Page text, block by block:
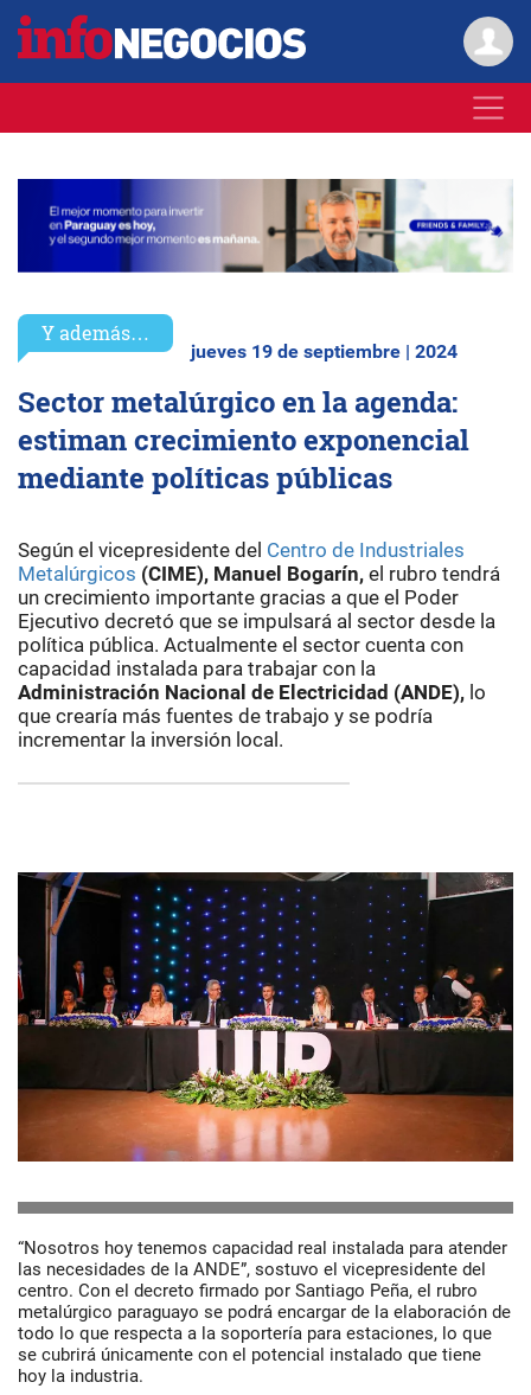
Y además…
jueves 19 de septiembre | 2024
Sector metalúrgico en la agenda:
estiman crecimiento exponencial
mediante políticas públicas
Según el vicepresidente del Centro de Industriales
Metalúrgicos (CIME), Manuel Bogarín, el rubro tendrá
un crecimiento importante gracias a que el Poder
Ejecutivo decretó que se impulsará al sector desde la
política pública. Actualmente el sector cuenta con
capacidad instalada para trabajar con la
Administración Nacional de Electricidad (ANDE), lo
que crearía más fuentes de trabajo y se podría
incrementar la inversión local.
“Nosotros hoy tenemos capacidad real instalada para atender
las necesidades de la ANDE”, sostuvo el vicepresidente del
centro. Con el decreto firmado por Santiago Peña, el rubro
metalúrgico paraguayo se podrá encargar de la elaboración de
todo lo que respecta a la soportería para estaciones, lo que
se cubrirá únicamente con el potencial instalado que tiene
hoy la industria.